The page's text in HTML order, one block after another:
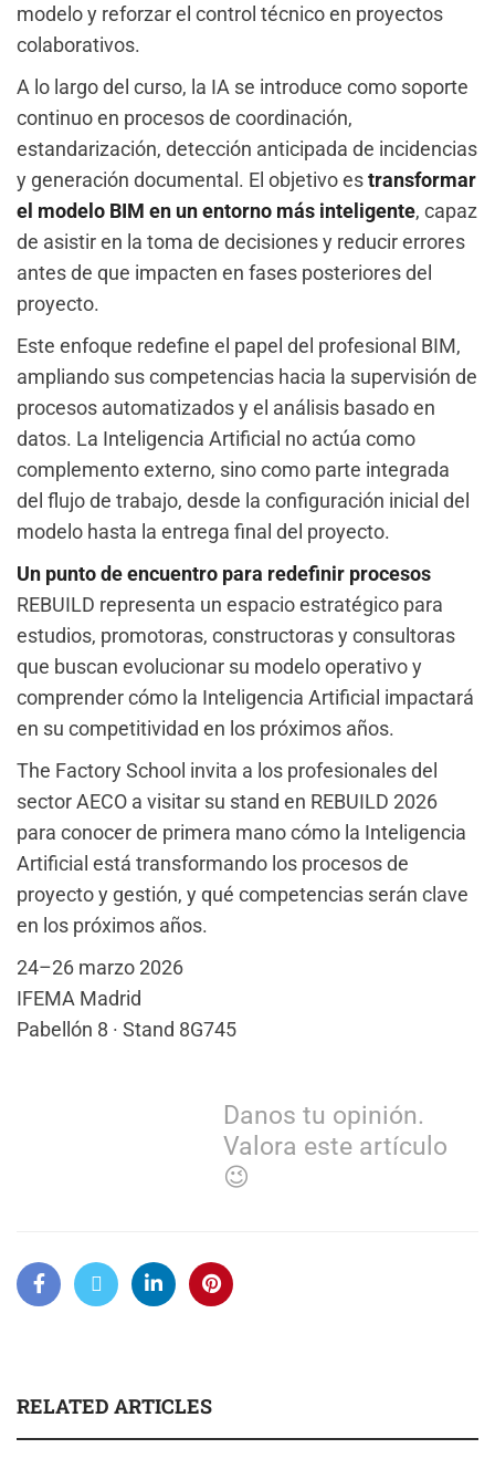
modelo y reforzar el control técnico en proyectos
colaborativos.
A lo largo del curso, la IA se introduce como soporte
continuo en procesos de coordinación,
estandarización, detección anticipada de incidencias
y generación documental. El objetivo estransformar
el modelo BIM en un entorno más inteligente, capaz
de asistir en la toma de decisiones y reducir errores
antes de que impacten en fases posteriores del
proyecto.
Este enfoque redefine el papel del profesional BIM,
ampliando sus competencias hacia la supervisión de
procesos automatizados y el análisis basado en
datos. La Inteligencia Artificial no actúa como
complemento externo, sino como parte integrada
del flujo de trabajo, desde la configuración inicial del
modelo hasta la entrega final del proyecto.
Un punto de encuentro para redefinir procesos
REBUILD representa un espacio estratégico para
estudios, promotoras, constructoras y consultoras
que buscan evolucionar su modelo operativo y
comprender cómo la Inteligencia Artificial impactará
en su competitividad en los próximos años.
The Factory School invita a los profesionales del
sector AECO a visitar su stand en REBUILD 2026
para conocer de primera mano cómo la Inteligencia
Artificial está transformando los procesos de
proyecto y gestión, y qué competencias serán clave
en los próximos años.
24–26 marzo 2026
IFEMA Madrid
Pabellón 8 · Stand 8G745
Danos tu opinión.
Valora este artículo
😉
RELATED ARTICLES